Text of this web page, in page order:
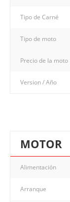
Tipo de Carné
Tipo de moto
Precio de la moto
Version / Año
MOTOR
Alimentación
Arranque